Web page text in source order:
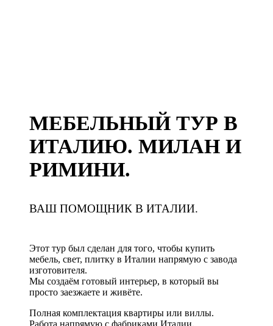
МЕБЕЛЬНЫЙ ТУР В
ИТАЛИЮ. МИЛАН И
РИМИНИ.
ВАШ ПОМОЩНИК В ИТАЛИИ.
Этот тур был сделан для того, чтобы купить
мебель, свет, плитку в Италии напрямую с завода
изготовителя.
Мы создаём готовый интерьер, в который вы
просто заезжаете и живёте.
Полная комплектация квартиры или виллы.
Работа напрямую с фабриками Италии.